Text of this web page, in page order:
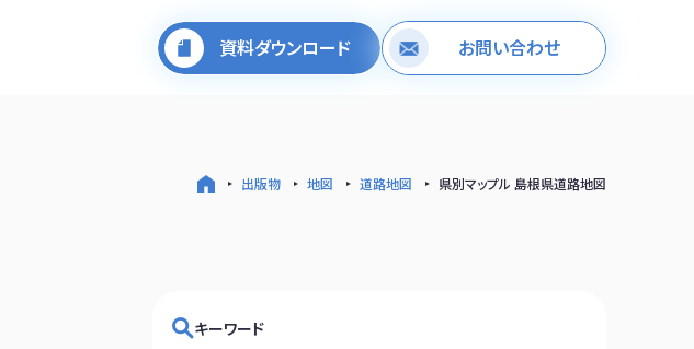
資料ダウンロード お問い合わせ
出版物 地図 道路地図 県別マップル 島根県道路地図
キーワード